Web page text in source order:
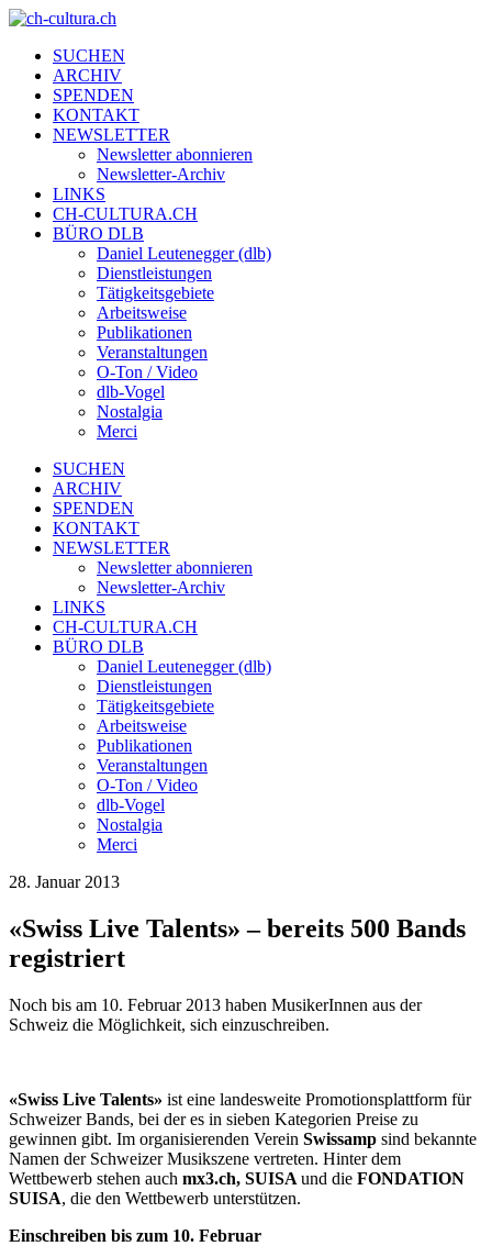
SUCHEN
ARCHIV
SPENDEN
KONTAKT
NEWSLETTER
Newsletter abonnieren
Newsletter-Archiv
LINKS
CH-CULTURA.CH
BÜRO DLB
Daniel Leutenegger (dlb)
Dienstleistungen
Tätigkeitsgebiete
Arbeitsweise
Publikationen
Veranstaltungen
O-Ton / Video
dlb-Vogel
Nostalgia
Merci
SUCHEN
ARCHIV
SPENDEN
KONTAKT
NEWSLETTER
Newsletter abonnieren
Newsletter-Archiv
LINKS
CH-CULTURA.CH
BÜRO DLB
Daniel Leutenegger (dlb)
Dienstleistungen
Tätigkeitsgebiete
Arbeitsweise
Publikationen
Veranstaltungen
O-Ton / Video
dlb-Vogel
Nostalgia
Merci
28. Januar 2013
«Swiss Live Talents» – bereits 500 Bands
registriert
Noch bis am 10. Februar 2013 haben MusikerInnen aus der
Schweiz die Möglichkeit, sich einzuschreiben.
«Swiss Live Talents» ist eine landesweite Promotionsplattform für
Schweizer Bands, bei der es in sieben Kategorien Preise zu
gewinnen gibt. Im organisierenden Verein Swissamp sind bekannte
Namen der Schweizer Musikszene vertreten. Hinter dem
Wettbewerb stehen auch mx3.ch, SUISA und die FONDATION
SUISA, die den Wettbewerb unterstützen.
Einschreiben bis zum 10. Februar